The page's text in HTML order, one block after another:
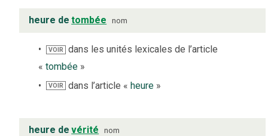
heure de tombée nom
VOIR
dans les unités lexicales de l’article
« tombée »
VOIR dans l’article «heure »
heure de vérité nom